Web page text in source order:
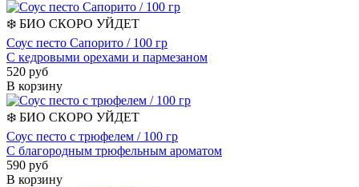
❄️ БИО СКОРО УЙДЕТ
Соус песто Сапорито / 100 гр
С кедровыми орехами и пармезаном
520 руб
В корзину
❄️ БИО СКОРО УЙДЕТ
Соус песто с трюфелем / 100 гр
С благородным трюфельным ароматом
590 руб
В корзину